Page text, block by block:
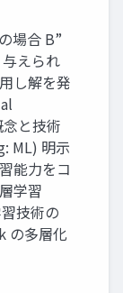
場合 B”
えられ
し解を発
と技術
ML) 明⽰
能⼒をコ
学習
技術の
の多層化